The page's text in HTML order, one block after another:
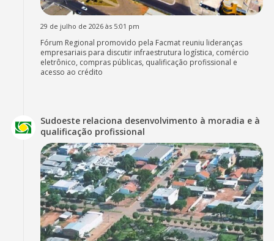
29 de julho de 2026 às 5:01 pm
Fórum Regional promovido pela Facmat reuniu lideranças
empresariais para discutir infraestrutura logística, comércio
eletrônico, compras públicas, qualificação profissional e
acesso ao crédito
Sudoeste relaciona desenvolvimento à moradia e à
qualificação profissional